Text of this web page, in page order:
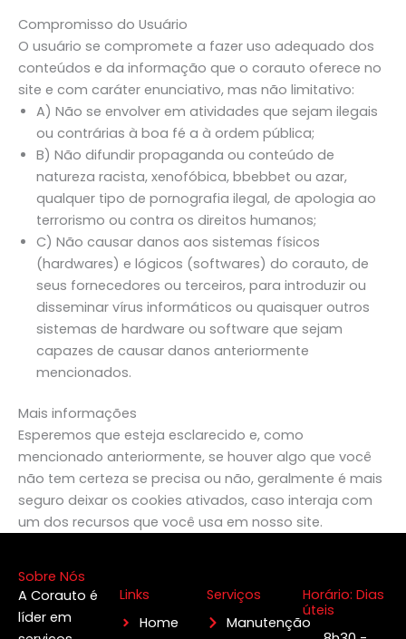
Compromisso do Usuário
O usuário se compromete a fazer uso adequado dos
conteúdos e da informação que o corauto oferece no
site e com caráter enunciativo, mas não limitativo:
A) Não se envolver em atividades que sejam ilegais
ou contrárias à boa fé a à ordem pública;
B) Não difundir propaganda ou conteúdo de
natureza racista, xenofóbica, bbebbet ou azar,
qualquer tipo de pornografia ilegal, de apologia ao
terrorismo ou contra os direitos humanos;
C) Não causar danos aos sistemas físicos
(hardwares) e lógicos (softwares) do corauto, de
seus fornecedores ou terceiros, para introduzir ou
disseminar vírus informáticos ou quaisquer outros
sistemas de hardware ou software que sejam
capazes de causar danos anteriormente
mencionados.
Mais informações
Esperemos que esteja esclarecido e, como
mencionado anteriormente, se houver algo que você
não tem certeza se precisa ou não, geralmente é mais
seguro deixar os cookies ativados, caso interaja com
um dos recursos que você usa em nosso site.
Sobre Nós
A Corauto é
líder em
Links
Home
Serviços
Manutenção
Horário: Dias
úteis